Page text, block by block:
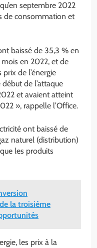
septembre 2022
de consommation et
baissé de 35,3 % en
en 2022, et de
de l’énergie
de l’attaque
et avaient atteint
», rappelle l’Office.
ont baissé de
naturel (distribution)
les produits
la troisième
les prix à la